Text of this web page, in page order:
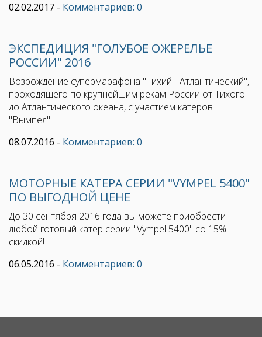
02.02.2017 - Комментариев: 0
ЭКСПЕДИЦИЯ "ГОЛУБОЕ ОЖЕРЕЛЬЕ
РОССИИ" 2016
Возрождение супермарафона "Тихий - Атлантический",
проходящего по крупнейшим рекам России от Тихого
до Атлантического океана, с участием катеров
"Вымпел".
08.07.2016 - Комментариев: 0
МОТОРНЫЕ КАТЕРА СЕРИИ "VYMPEL 5400"
ПО ВЫГОДНОЙ ЦЕНЕ
До 30 сентября 2016 года вы можете приобрести
любой готовый катер серии "Vympel 5400" со 15%
скидкой!
06.05.2016 - Комментариев: 0